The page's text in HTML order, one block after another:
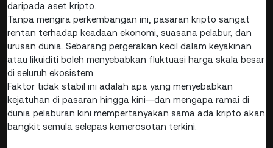
daripada aset kripto.
Tanpa mengira perkembangan ini, pasaran kripto sangat
rentan terhadap keadaan ekonomi, suasana pelabur, dan
urusan dunia. Sebarang pergerakan kecil dalam keyakinan
atau likuiditi boleh menyebabkan fluktuasi harga skala besar
di seluruh ekosistem.
Faktor tidak stabil ini adalah apa yang menyebabkan
kejatuhan di pasaran hingga kini—dan mengapa ramai di
dunia pelaburan kini mempertanyakan sama ada kripto akan
bangkit semula selepas kemerosotan terkini.